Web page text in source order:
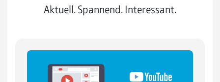
Aktuell. Spannend. Interessant.